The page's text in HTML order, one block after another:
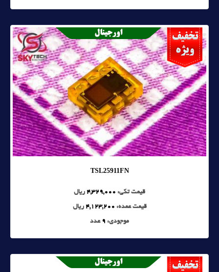
TSL25911FN
قیمت تکی: 4,329,000 ریال
قیمت عمده: 4,123,200 ریال
موجودی: 9 عدد